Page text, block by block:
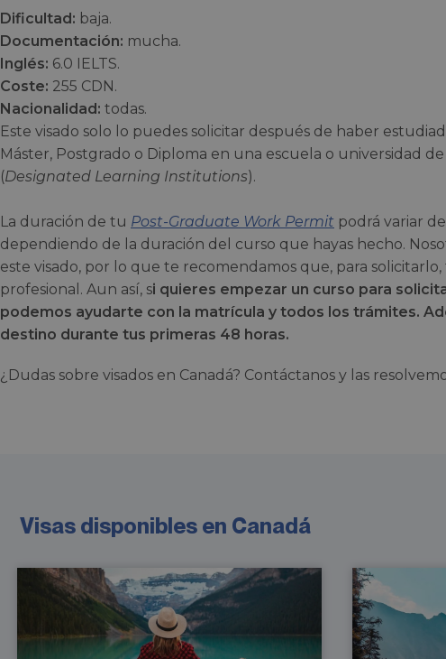
Dificultad: baja.
Documentación: mucha.
Inglés: 6.0 IELTS.
Coste: 255 CDN.
Nacionalidad: todas.
Este visado solo lo puedes solicitar después de haber
Máster, Postgrado o Diploma en una escuela o universidad
(Designated Learning Institutions).
La duración de tu Post-Graduate Work Permit podrá variar
dependiendo de la duración del curso que hayas hecho.
este visado, por lo que te recomendamos que, para
profesional. Aun así, si quieres empezar un curso para
podemos ayudarte con la matrícula y todos los trámites.
destino durante tus primeras 48 horas.
¿Dudas sobre visados en Canadá? Contáctanos y las
Visas disponibles en Canadá